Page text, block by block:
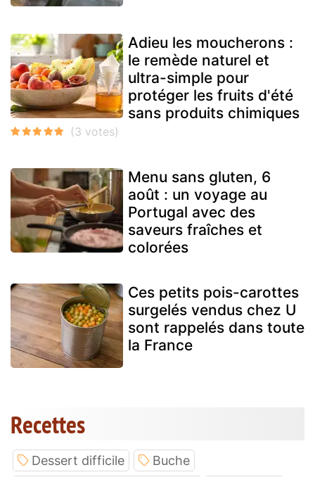
Adieu les moucherons :
le remède naturel et
ultra-simple pour
protéger les fruits d'été
sans produits chimiques
Menu sans gluten, 6
août : un voyage au
Portugal avec des
saveurs fraîches et
colorées
Ces petits pois-carottes
surgelés vendus chez U
sont rappelés dans toute
la France
Recettes
Dessert difficile
Buche